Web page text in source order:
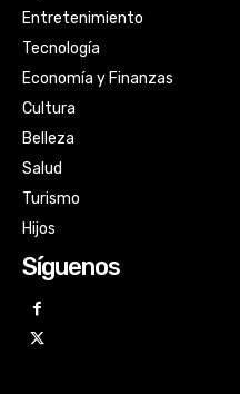
Entretenimiento
Tecnología
Economía y Finanzas
Cultura
Belleza
Salud
Turismo
Hijos
Síguenos